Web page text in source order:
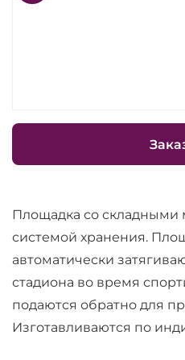
Площадка со складными
системой хранения.
автоматически
стадиона во время
подаются обратно для
Изготавливаются по